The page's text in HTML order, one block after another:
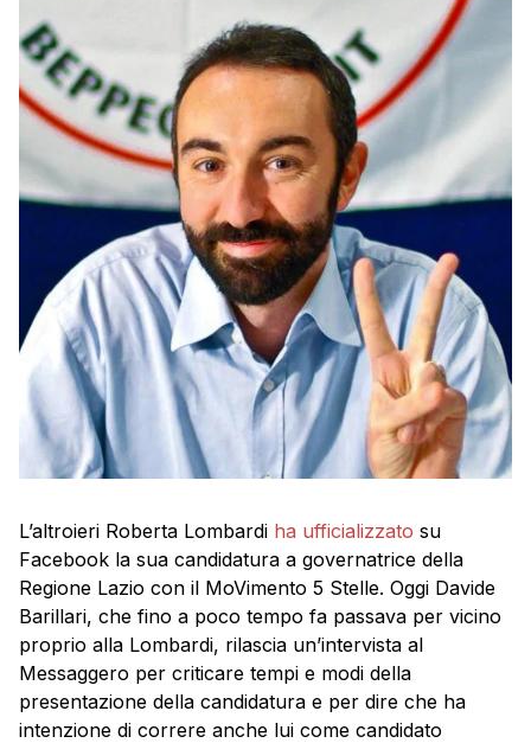
L’altroieri Roberta Lombardi ha ufficializzato su
Facebook la sua candidatura a governatrice della
Regione Lazio con il MoVimento 5 Stelle. Oggi Davide
Barillari, che fino a poco tempo fa passava per vicino
proprio alla Lombardi, rilascia un’intervista al
Messaggero per criticare tempi e modi della
presentazione della candidatura e per dire che ha
intenzione di correre anche lui come candidato